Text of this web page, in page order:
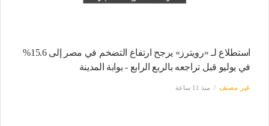
استطلاع لـ «رويترز» يرجح ارتفاع التضخم في مصر إلى 15.6%
في يوليو قبل تراجعه بالربع الرابع - بوابة المدينة
غير مصنف منذ 11 ساعة